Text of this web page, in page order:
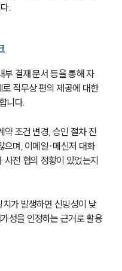
.
부 결재 문서 등을 통해 자
직무상 편의 제공에 대한
니다.
약 조건 변경, 승인 절차 진
으며, 이메일·메신저 대화
전 협의 정황이 있었는지
가 발생하면 신빙성이 낮
성을 인정하는 근거로 활용